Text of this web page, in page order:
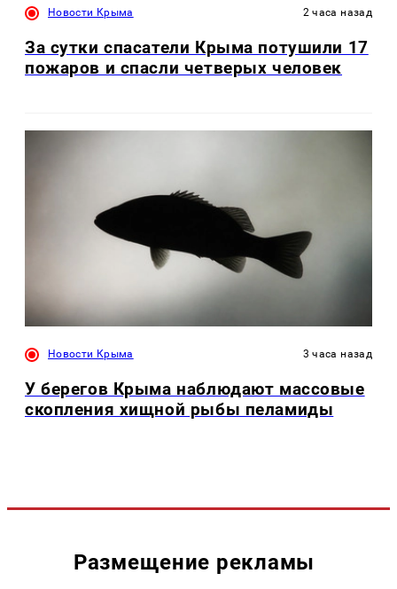
Новости Крыма 2 часа назад
За сутки спасатели Крыма потушили 17
пожаров и спасли четверых человек
Новости Крыма 3 часа назад
У берегов Крыма наблюдают массовые
скопления хищной рыбы пеламиды
Размещение рекламы